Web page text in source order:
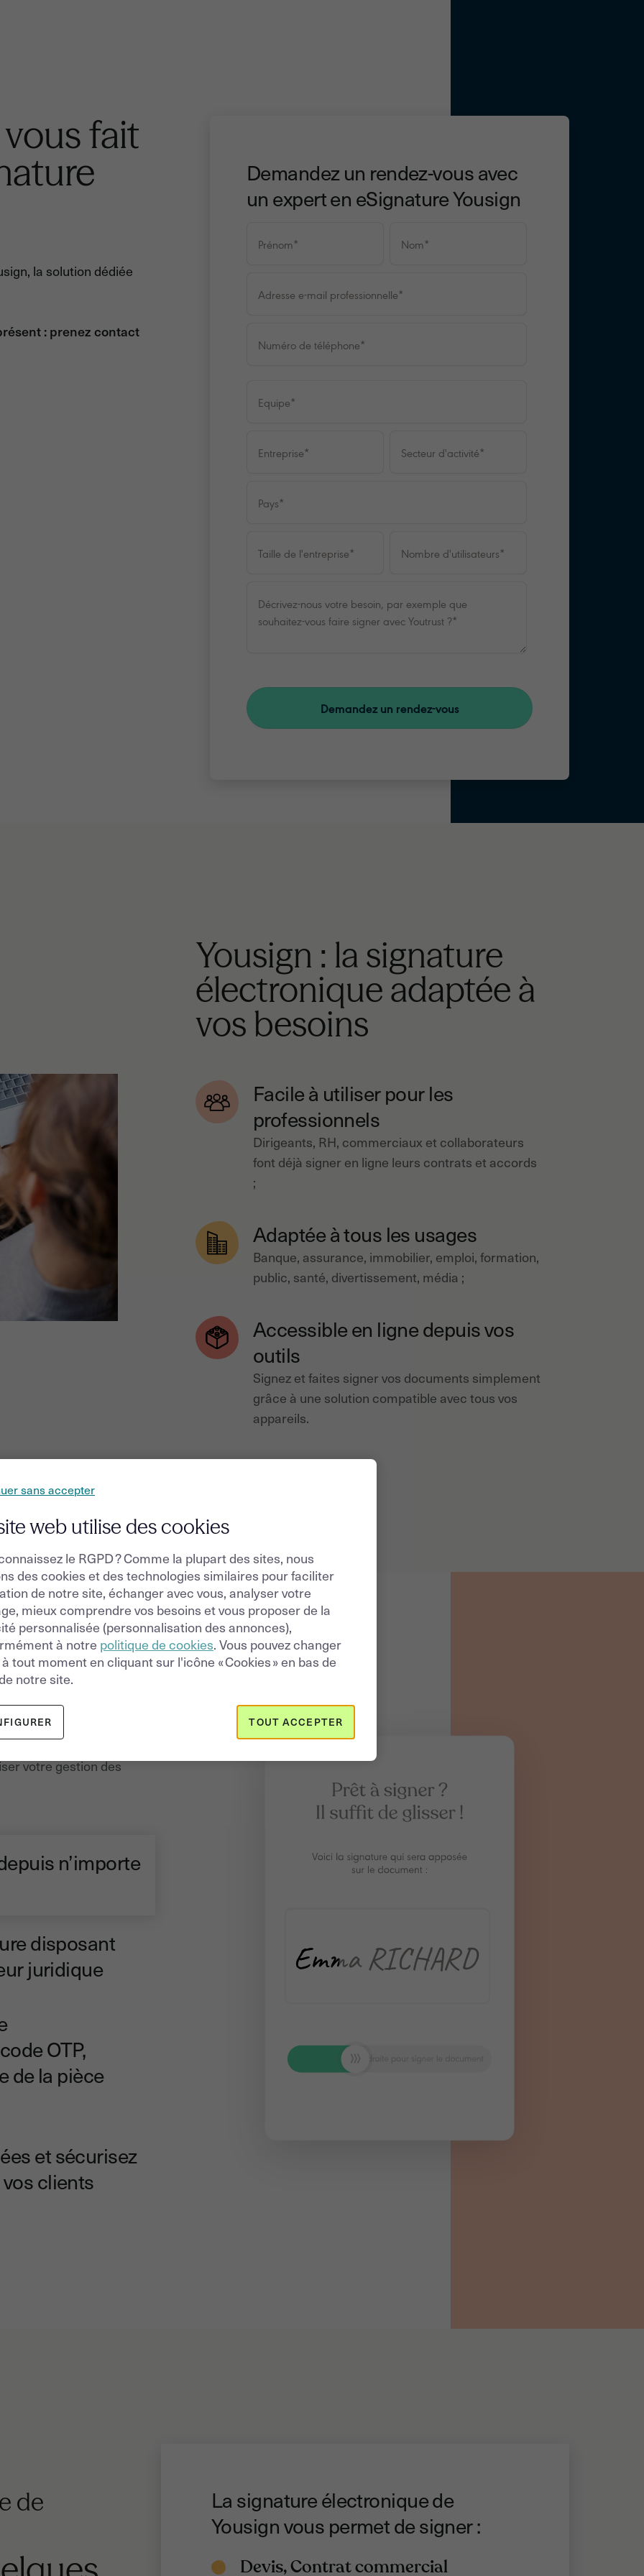
fait
la solution dédiée
: prenez contact
Demandez un rendez-vous avec
un expert en eSignature Yousign
Yousign : la signature
électronique adaptée à
vos besoins
Facile à utiliser pour les
professionnels
Dirigeants, RH, commerciaux et collaborateurs
font déjà signer en ligne leurs contrats et accords
;
Adaptée à tous les usages
Banque, assurance, immobilier, emploi, formation,
public, santé, divertissement, média ;
Accessible en ligne depuis vos
outils
Signez et faites signer vos documents simplement
grâce à une solution compatible avec tous vos
appareils.
pour
votre gestion des
n’importe
disposant
juridique
OTP,
de la pièce
et sécurisez
clients
de
La signature électronique de
Yousign vous permet de signer :
Devis, Contrat commercial
sans accepter
web utilise des cookies
le RGPD ? Comme la plupart des sites, nous
des cookies et des technologies similaires pour faciliter
de notre site, échanger avec vous, analyser votre
mieux comprendre vos besoins et vous proposer de la
personnalisée (personnalisation des annonces),
à notre politique de cookies. Vous pouvez changer
à tout moment en cliquant sur l'icône « Cookies » en bas de
notre site.
TOUT ACCEPTER